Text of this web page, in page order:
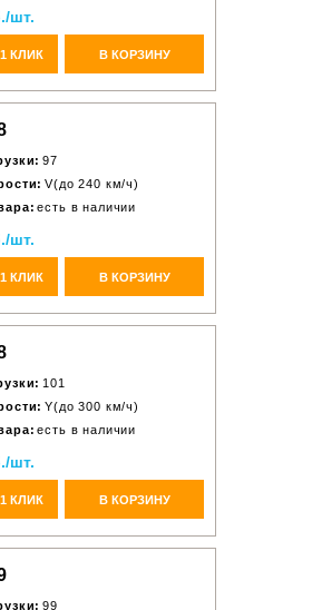
шт.
КЛИК В КОРЗИНУ
97
V(до 240 км/ч)
есть в наличии
шт.
КЛИК В КОРЗИНУ
101
Y(до 300 км/ч)
есть в наличии
шт.
КЛИК В КОРЗИНУ
99